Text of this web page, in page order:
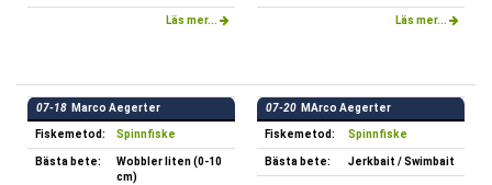
Läs mer... Läs mer...
07-18 Marco Aegerter
Fiskemetod: Spinnfiske
Bästa bete:
Wobbler liten (0-10
cm)
07-20 MArco Aegerter
Fiskemetod: Spinnfiske
Bästa bete: Jerkbait / Swimbait